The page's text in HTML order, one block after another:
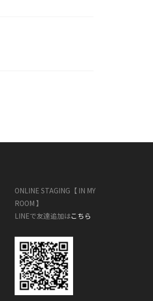
ONLINE STAGING【 IN MY
ROOM 】
LINEで友達追加はこちら